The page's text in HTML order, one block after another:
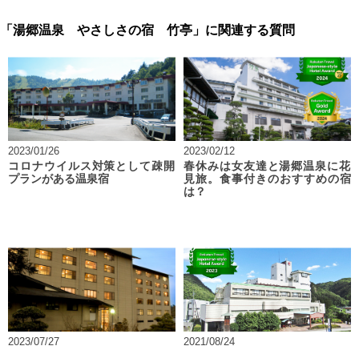
「湯郷温泉 やさしさの宿 竹亭」に関連する質問
2023/01/26
コロナウイルス対策として疎開
プランがある温泉宿
2023/02/12
春休みは女友達と湯郷温泉に花
見旅。食事付きのおすすめの宿
は？
2023/07/27
2021/08/24